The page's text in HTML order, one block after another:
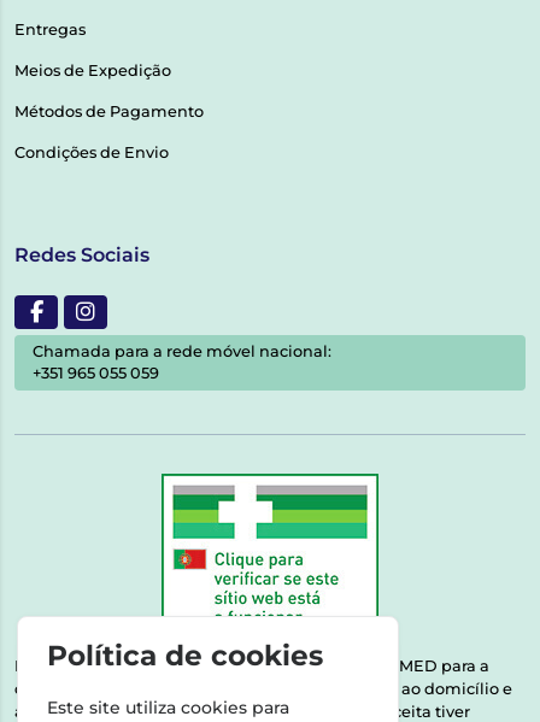
Entregas
Meios de Expedição
Métodos de Pagamento
Condições de Envio
Redes Sociais
Chamada para a rede móvel nacional:
+351 965 055 059
Esta farmácia encontra-se autorizada pelo INFARMED para a
dispensa de medicamentos e produtos de saúde ao domicílio e
através da internet. Medicamentos | Se na sua receita tiver
Política de cookies
Este site utiliza cookies para